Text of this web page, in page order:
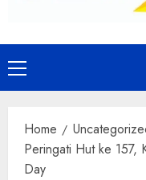
Primary
Menu
Home
Peringati Hut ke 157,
Day